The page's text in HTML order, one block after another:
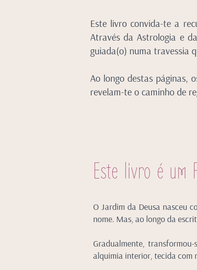
Este livro convida-te a
Através da Astrologia e
guiada(o) numa travessia
Ao longo destas páginas,
revelam-te o caminho de
Este livro é um
O Jardim da Deusa nasceu
nome. Mas, ao longo da
Gradualmente,
alquimia interior, tecida com